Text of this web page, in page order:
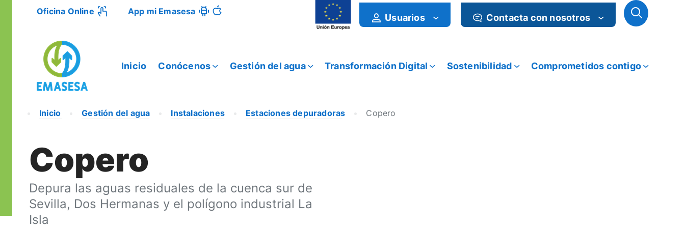
Oficina Online App mi Emasesa
Usuarios Contacta con nosotros
Inicio Conócenos Gestión del agua Transformación Digital Sostenibilidad Comprometidos contigo
Inicio Gestión del agua Instalaciones Estaciones depuradoras Copero
Copero
Depura las aguas residuales de la cuenca sur de
Sevilla, Dos Hermanas y el polígono industrial La
Isla